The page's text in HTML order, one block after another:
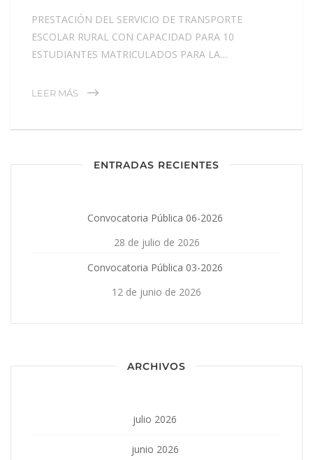
PRESTACIÓN DEL SERVICIO DE TRANSPORTE
ESCOLAR RURAL CON CAPACIDAD PARA 10
ESTUDIANTES MATRICULADOS PARA LA…
LEER MÁS
ENTRADAS RECIENTES
Convocatoria Pública 06-2026
28 de julio de 2026
Convocatoria Pública 03-2026
12 de junio de 2026
ARCHIVOS
julio 2026
junio 2026